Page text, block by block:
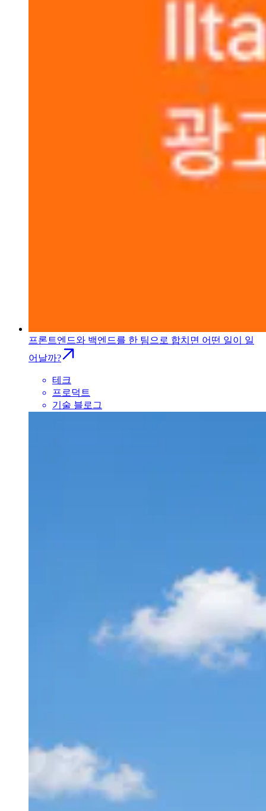
프론트엔드와 백엔드를 한 팀으로 합치면 어떤 일이 일
어날까?
테크
프로덕트
기술 블로그